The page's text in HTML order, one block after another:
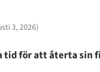
3, 2026)
tid för att återta sin